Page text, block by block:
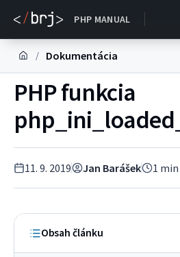
PHP MANUAL
DOKUMENTACE
/ Dokumentácia
PHP funkcia
11. 9. 2019 Jan Barášek 1
Obsah článku